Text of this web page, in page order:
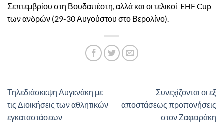
Σεπτεμβρίου στη Βουδαπέστη, αλλά και οι τελικοί EHF Cup
των ανδρών (29-30 Αυγούστου στο Βερολίνο).
Τηλεδιάσκεψη Αυγενάκη με
τις Διοικήσεις των αθλητικών
εγκαταστάσεων
Συνεχίζονται οι εξ
αποστάσεως προπονήσεις
στον Ζαφειράκη